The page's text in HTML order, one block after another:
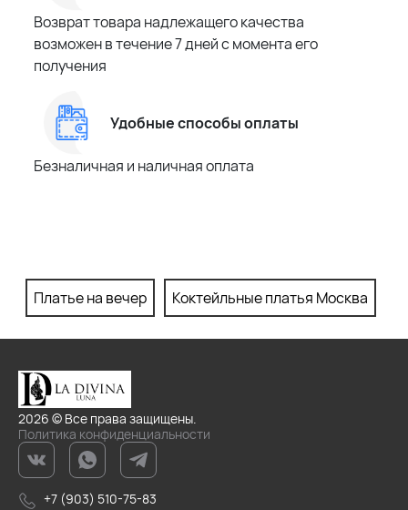
Возврат товара надлежащего качества
возможен в течение 7 дней с момента его
получения
Удобные способы оплаты
Безналичная и наличная оплата
Платье на вечер Коктейльные платья Москва
2026 © Все права защищены.
Политика конфиденциальности
+7 (903) 510-75-83